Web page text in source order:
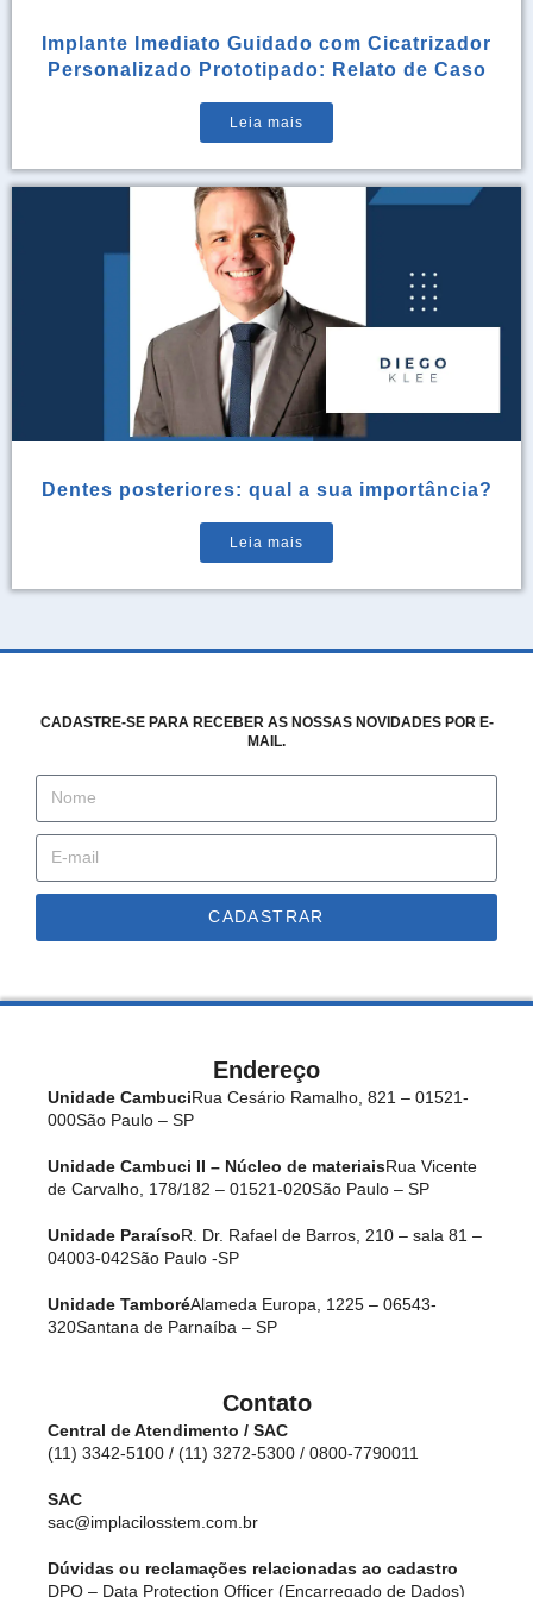
Implante Imediato Guidado com Cicatrizador
Personalizado Prototipado: Relato de Caso
Leia mais
Dentes posteriores: qual a sua importância?
Leia mais
CADASTRE-SE PARA RECEBER AS NOSSAS NOVIDADES POR E-
MAIL.
CADASTRAR
Endereço
Unidade CambuciRua Cesário Ramalho, 821 – 01521-
000São Paulo – SP
Unidade Cambuci II – Núcleo de materiaisRua Vicente
de Carvalho, 178/182 – 01521-020São Paulo – SP
Unidade ParaísoR. Dr. Rafael de Barros, 210 – sala 81 –
04003-042São Paulo -SP
Unidade TamboréAlameda Europa, 1225 – 06543-
320Santana de Parnaíba – SP
Contato
Central de Atendimento / SAC
(11) 3342-5100 / (11) 3272-5300 / 0800-7790011
SAC
sac@implacilosstem.com.br
Dúvidas ou reclamações relacionadas ao cadastro
DPO – Data Protection Officer (Encarregado de Dados)